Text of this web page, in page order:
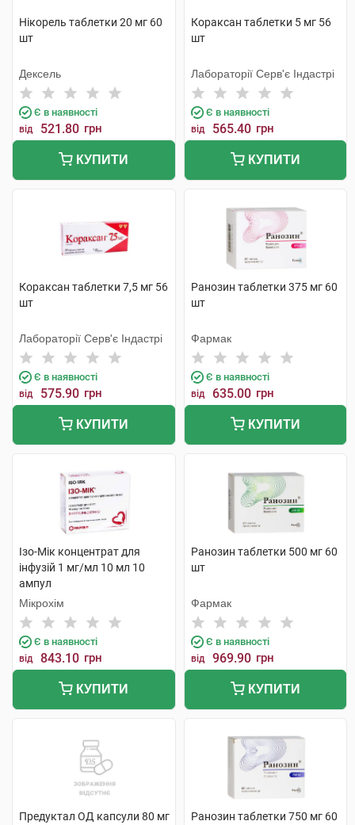
Нікорель таблетки 20 мг 60
шт
Дексель
Є в наявності
від 521.80 грн
КУПИТИ
Кораксан таблетки 5 мг 56
шт
Лабораторії Серв'є Індастрі
Є в наявності
від 565.40 грн
КУПИТИ
Кораксан таблетки 7,5 мг 56
шт
Лабораторії Серв'є Індастрі
Є в наявності
від 575.90 грн
КУПИТИ
Ранозин таблетки 375 мг 60
шт
Фармак
Є в наявності
від 635.00 грн
КУПИТИ
Ізо-Мік концентрат для
інфузій 1 мг/мл 10 мл 10
ампул
Мікрохім
Є в наявності
від 843.10 грн
КУПИТИ
Ранозин таблетки 500 мг 60
шт
Фармак
Є в наявності
від 969.90 грн
КУПИТИ
Предуктал ОД капсули 80 мг
Ранозин таблетки 750 мг 60